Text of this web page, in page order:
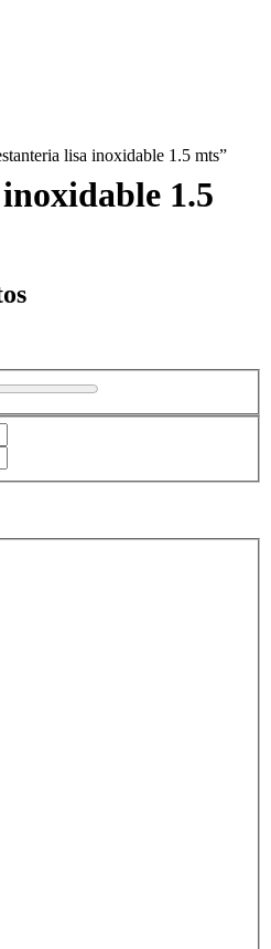
lisa inoxidable 1.5 mts”
1.5